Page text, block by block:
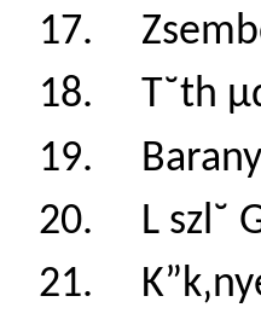
17.
18.
19.
20. L
21.